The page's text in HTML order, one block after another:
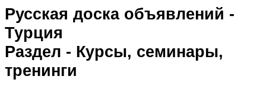
Русская доска объявлений -
Турция
Раздел - Курсы, семинары,
тренинги